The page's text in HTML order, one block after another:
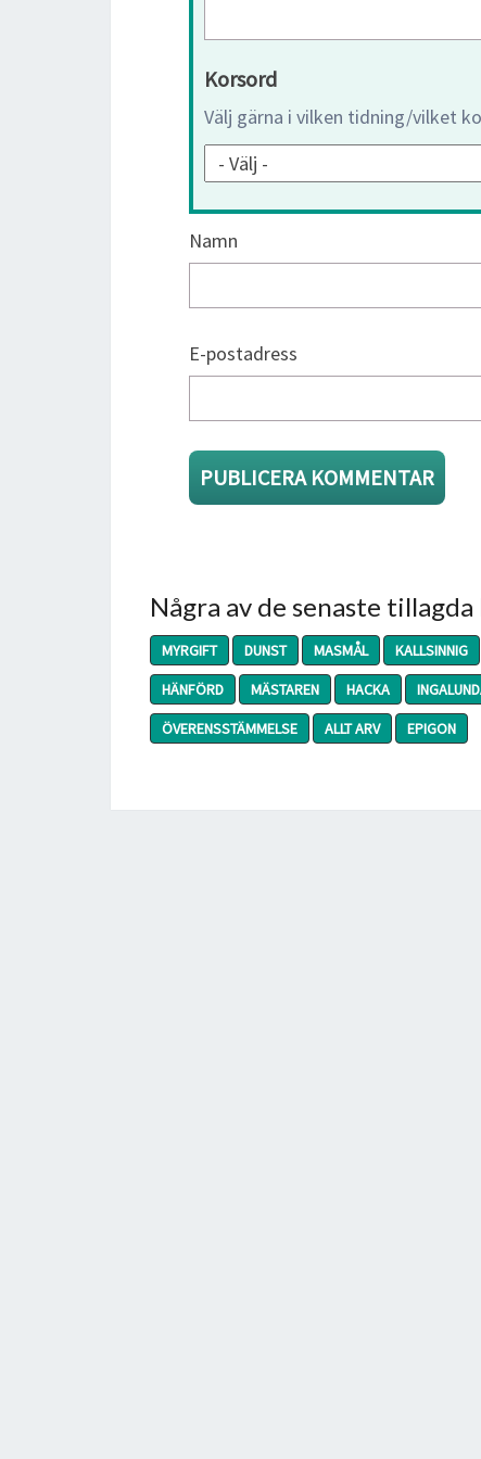
Korsord
Välj gärna i vilken tidning/vilket
Namn
E-postadress
Några av de senaste
MYRGIFT DUNST MASMÅL KALLSINNIG
HÄNFÖRD
MÄSTAREN HACKA
ÖVERENSSTÄMMELSE
ALLT ARV EPIGON